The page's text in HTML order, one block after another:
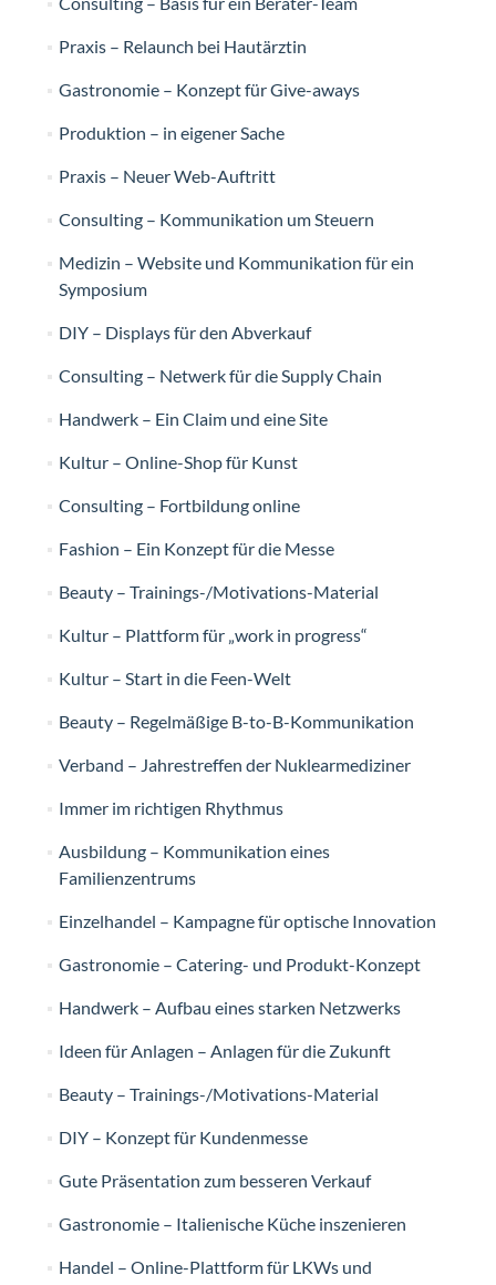
Praxis – Relaunch bei Hautärztin
Gastronomie – Konzept für Give-aways
Produktion – in eigener Sache
Praxis – Neuer Web-Auftritt
Consulting – Kommunikation um Steuern
Medizin – Website und Kommunikation für ein
Symposium
DIY – Displays für den Abverkauf
Consulting – Netwerk für die Supply Chain
Handwerk – Ein Claim und eine Site
Kultur – Online-Shop für Kunst
Consulting – Fortbildung online
Fashion – Ein Konzept für die Messe
Beauty – Trainings-/Motivations-Material
Kultur – Plattform für „work in progress“
Kultur – Start in die Feen-Welt
Beauty – Regelmäßige B-to-B-Kommunikation
Verband – Jahrestreffen der Nuklearmediziner
Immer im richtigen Rhythmus
Ausbildung – Kommunikation eines
Familienzentrums
Einzelhandel – Kampagne für optische Innovation
Gastronomie – Catering- und Produkt-Konzept
Handwerk – Aufbau eines starken Netzwerks
Ideen für Anlagen – Anlagen für die Zukunft
Beauty – Trainings-/Motivations-Material
DIY – Konzept für Kundenmesse
Gute Präsentation zum besseren Verkauf
Gastronomie – Italienische Küche inszenieren
Handel – Online-Plattform für LKWs und